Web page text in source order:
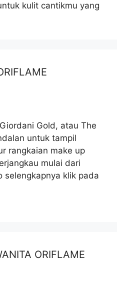
kulit cantikmu yang
Gold, atau The
untuk tampil
rangkaian make up
mulai dari
selengkapnya klik pada
ORIFLAME